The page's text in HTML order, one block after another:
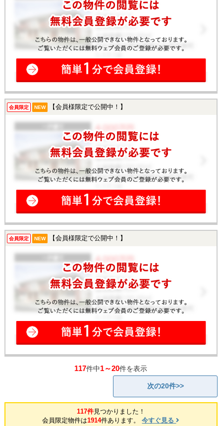
会員限定 NEW 【会員様限定で公開中！】
会員限定 NEW 【会員様限定で公開中！】
117件中1～20件を表示
次の20件>>
117件見つかりました！
会員限定物件は1914件あります。今すぐ見る